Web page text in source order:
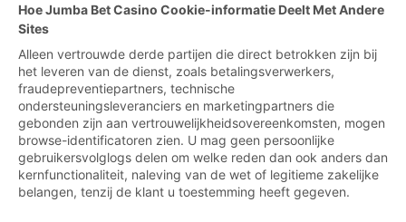
Hoe Jumba Bet Casino Cookie-informatie Deelt Met Andere
Sites
Alleen vertrouwde derde partijen die direct betrokken zijn bij
het leveren van de dienst, zoals betalingsverwerkers,
fraudepreventiepartners, technische
ondersteuningsleveranciers en marketingpartners die
gebonden zijn aan vertrouwelijkheidsovereenkomsten, mogen
browse-identificatoren zien. U mag geen persoonlijke
gebruikersvolglogs delen om welke reden dan ook anders dan
kernfunctionaliteit, naleving van de wet of legitieme zakelijke
belangen, tenzij de klant u toestemming heeft gegeven.